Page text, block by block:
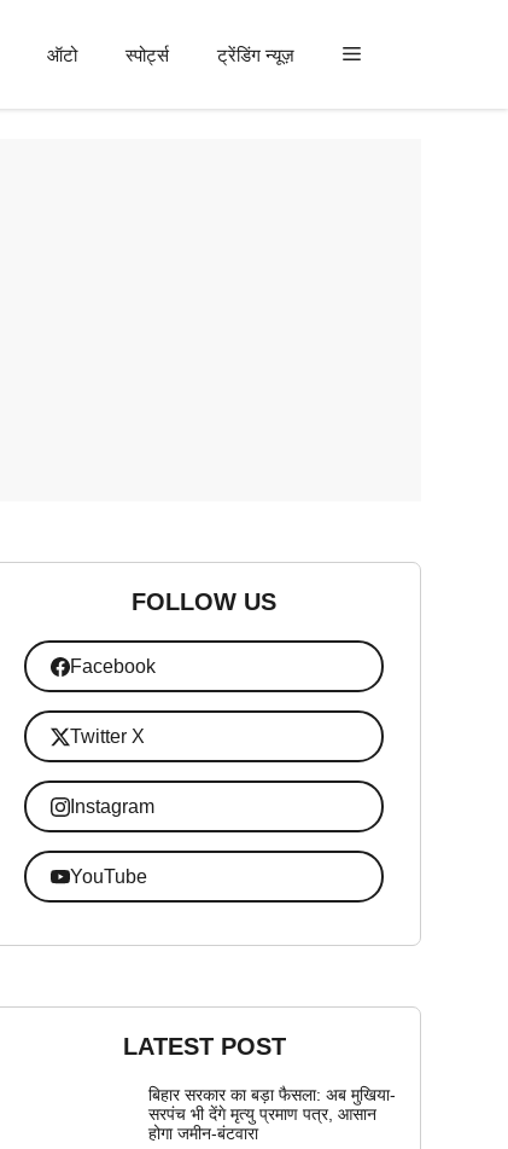
ऑटो स्पोर्ट्स ट्रेंडिंग न्यूज़
FOLLOW US
Facebook
Twitter X
Instagram
YouTube
LATEST POST
बिहार सरकार का बड़ा फैसला: अब मुखिया-
सरपंच भी देंगे मृत्यु प्रमाण पत्र, आसान
होगा जमीन-बंटवारा